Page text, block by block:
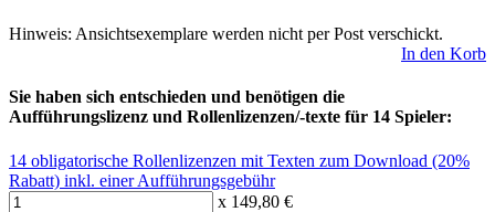
Hinweis: Ansichtsexemplare werden nicht per Post verschickt.
In den Korb
Sie haben sich entschieden und benötigen die
Aufführungslizenz und Rollenlizenzen/-texte für 14 Spieler:
14 obligatorische Rollenlizenzen mit Texten zum Download (20%
Rabatt) inkl. einer Aufführungsgebühr
x 149,80 €